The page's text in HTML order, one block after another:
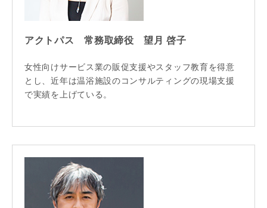
アクトパス 常務取締役 望月 啓子
女性向けサービス業の販促支援やスタッフ教育を得意
とし、近年は温浴施設のコンサルティングの現場支援
で実績を上げている。